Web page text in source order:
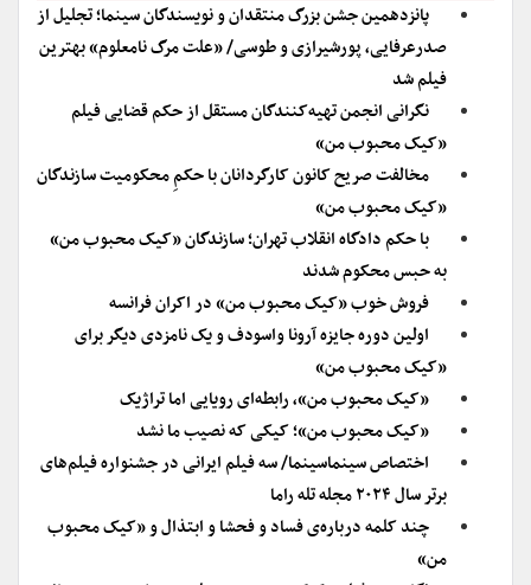
پانزدهمین جشن بزرگ منتقدان و نویسندگان سینما؛ تجلیل از
صدرعرفایی، پورشیرازی و طوسی/ «علت مرگ‌ نامعلوم» بهترین
فیلم شد
نگرانی انجمن تهیه‌کنندگان مستقل از حکم قضایی فیلم
«کیک محبوب من»
مخالفت صریح کانون کارگردانان با حکمِ محکومیت سازندگان
«کیک محبوب من»
با حکم دادگاه انقلاب تهران؛ سازندگان «کیک محبوب من»
به حبس محکوم شدند
فروش خوب «کیک محبوب من» در اکران فرانسه
اولین دوره جایزه آرونا واسودف و یک نامزدی دیگر برای
«کیک محبوب من»
«کیک محبوب من»، رابطه‌ای رویایی اما تراژیک
«کیک محبوب من»؛ کیکی که نصیب ما نشد
اختصاص سینماسینما/ سه فیلم ایرانی در جشنواره فیلم‌های
برتر سال ۲۰۲۴ مجله تله راما
چند کلمه درباره‌ی فساد و فحشا و ابتذال و «کیک محبوب
من»